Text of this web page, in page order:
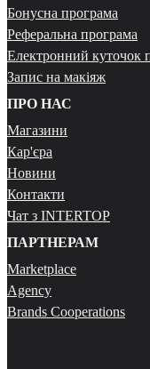
Бонусна програма
Реферальна програма
Електронний куточок
Запис на макіяж
ПРО НАС
Магазини
Кар'єра
Новини
Контакти
Чат з INTERTOP
ПАРТНЕРАМ
Marketplace
Agency
Brands Cooperations